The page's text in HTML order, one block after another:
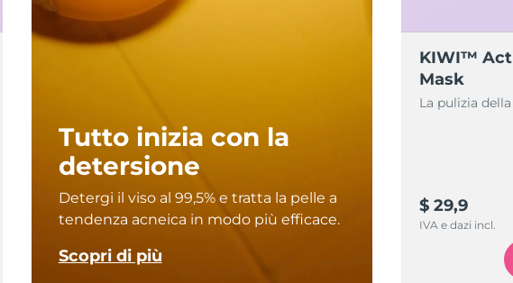
Tutto inizia con la
detersione
Detergi il viso al 99,5% e tratta la pelle a
tendenza acneica in modo più efficace.
Scopri di più
KIWI™
Mask
La pulizia
$ 29,9
IVA e dazi incl.